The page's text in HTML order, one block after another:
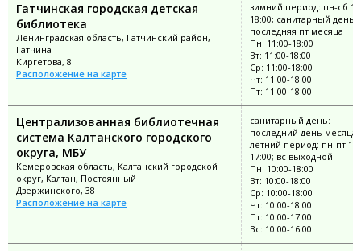
Гатчинская городская детская
библиотека
Ленинградская область, Гатчинский район,
Гатчина
Киргетова, 8
Расположение на карте
зимний период: пн-сб
18:00; санитарный день:
последняя пт месяца
Пн: 11:00-18:00
Вт: 11:00-18:00
Ср: 11:00-18:00
Чт: 11:00-18:00
Пт: 11:00-18:00
Централизованная библиотечная
система Калтанского городского
округа, МБУ
Кемеровская область, Калтанский городской
округ, Калтан, Постоянный
Дзержинского, 38
Расположение на карте
санитарный день:
последний день месяца;
летний период: пн-пт
17:00; вс выходной
Пн: 10:00-18:00
Вт: 10:00-18:00
Ср: 10:00-18:00
Чт: 10:00-18:00
Пт: 10:00-17:00
Вс: 10:00-16:00